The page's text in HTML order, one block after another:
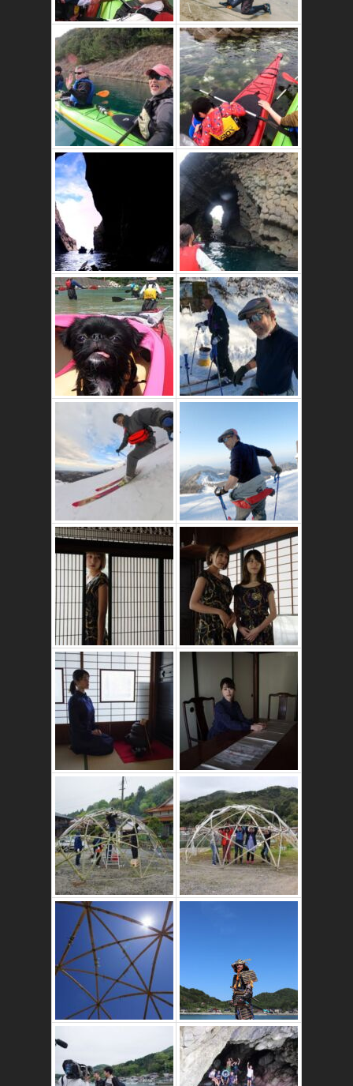
かたゑ庵築100年
の古民家
竹ドームのワーク
ショップ